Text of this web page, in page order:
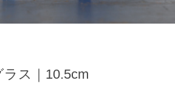
ス｜10.5cm